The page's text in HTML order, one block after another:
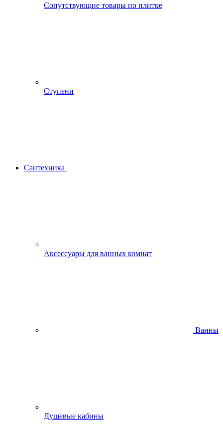
Сопутствующие товары по плитке
Ступени
Сантехника
Аксессуары для ванных комнат
Ванны
Душевые кабины